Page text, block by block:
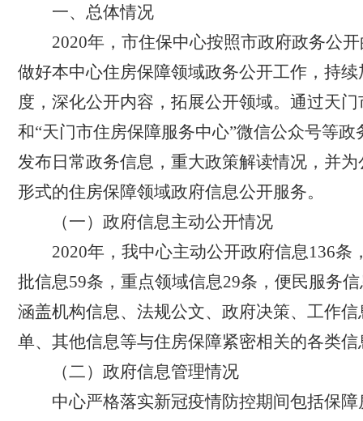
一、总体情况
2020年，市住保中心按照市政府政务公
做好本中心住房保障领域政务公开工作，持
度，深化公开内容，拓展公开领域。通过天
和“天门市住房保障服务中心”微信公众号等政
发布日常政务信息，重大政策解读情况，并
形式的住房保障领域政府信息公开服务。
（一）政府信息主动公开情况
2020年，我中心主动公开政府信息136条
批信息59条，重点领域信息29条，便民服务
涵盖机构信息、法规公文、政府决策、工作
单、其他信息等与住房保障紧密相关的各类信
（二）政府信息管理情况
中心严格落实新冠疫情防控期间包括保